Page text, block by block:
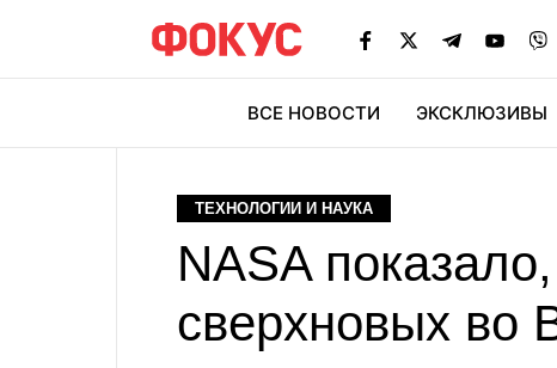
ВСЕ НОВОСТИ ЭКСКЛЮЗИВЫ
ТЕХНОЛОГИИ И НАУКА
NASA
сверхновых во